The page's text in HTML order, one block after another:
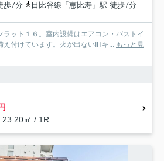
歩7分
日比谷線「恵比寿」駅 徒歩7分
ラット１６。室内設備はエアコン・バストイ
え付けています。火が出ないIHキ... もっと見
23.20㎡ / 1R